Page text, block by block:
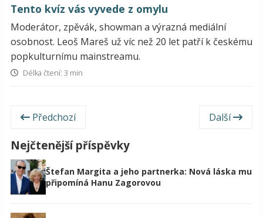
Tento kvíz vás vyvede z omylu
Moderátor, zpěvák, showman a výrazná mediální
osobnost. Leoš Mareš už víc než 20 let patří k českému
popkulturnímu mainstreamu.
Délka čtení: 3 min
Předchozí Další
Nejčtenější příspěvky
Štefan Margita a jeho partnerka: Nová láska mu
připomíná Hanu Zagorovou